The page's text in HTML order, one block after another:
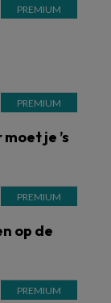
je ’s
op de